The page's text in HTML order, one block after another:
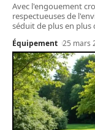
Avec l'engouement
respectueuses de
séduit de plus en plus
Équipement 25 mars